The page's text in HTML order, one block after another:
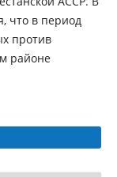
что в период
против
районе